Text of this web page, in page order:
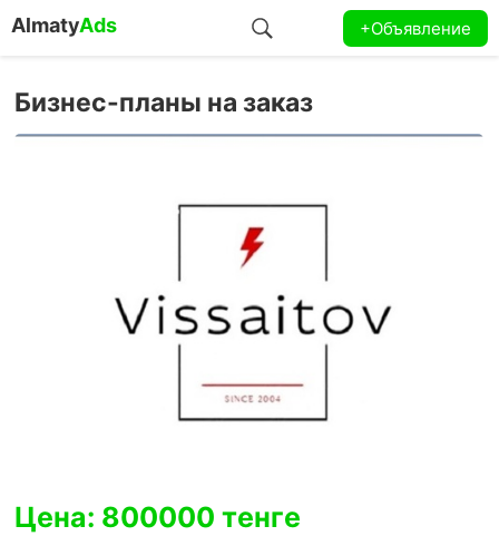
AlmatyAds +Объявление
Бизнес-планы на заказ
Цена: 800000 тенге